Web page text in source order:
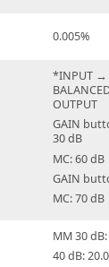
0.005%
*INPUT →
OUTPUT
GAIN
30 dB
MC: 60 dB
GAIN
MC: 70 dB
MM 30
40 dB: